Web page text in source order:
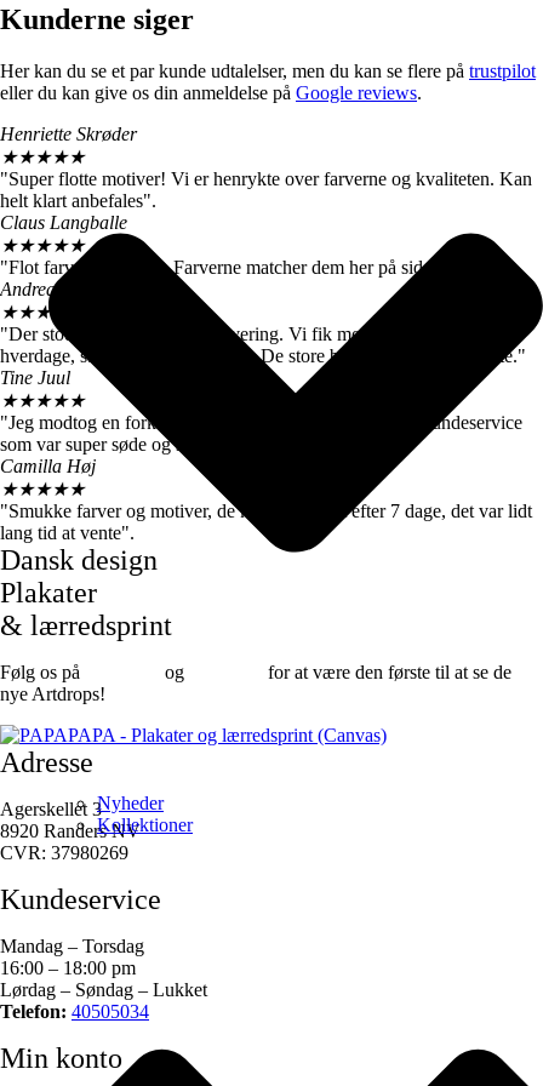
Nyheder
Kollektioner
Kunderne siger
Her kan du se et par kunde udtalelser, men du kan se flere på trustpilot
eller du kan give os din anmeldelse på Google reviews.
Henriette Skrøder
★★★★★
"Super flotte motiver! Vi er henrykte over farverne og kvaliteten. Kan
helt klart anbefales".
Claus Langballe
★★★★★
"Flot farvegengivelse. Farverne matcher dem her på siden".
Andreas W. Nielsen
★★★
"Der stod 4-6 hverdage ved levering. Vi fik motiverne efter 3
hverdage, så vi er meget tilfredse. De store billeder er virkelig flotte."
Tine Juul
★★★★★
"Jeg modtog en forkert plakat. Men fik hurtigt talt med kundeservice
som var super søde og sendte mig straks den rigtige".
Camilla Høj
★★★★★
"Smukke farver og motiver, de kom dog først efter 7 dage, det var lidt
lang tid at vente".
Dansk design
Plakater
& lærredsprint
Følg os på og
for at være den første til at se de
nye Artdrops!
Adresse
Agerskellet 3
8920 Randers NV
CVR: 37980269
Kundeservice
Mandag – Torsdag
16:00 – 18:00 pm
Lørdag – Søndag – Lukket
Telefon: 40505034
Min konto